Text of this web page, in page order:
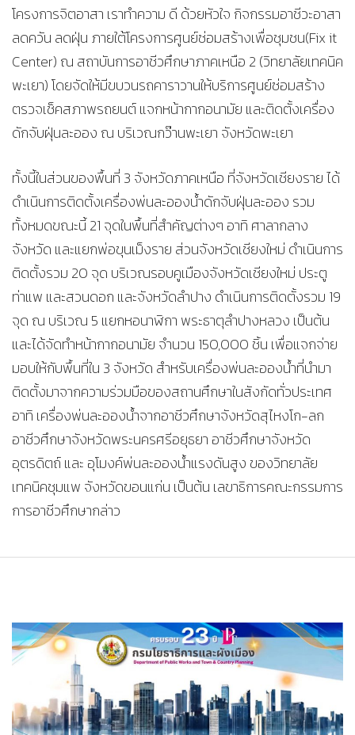
โครงการจิตอาสา เราทำความ ดี ด้วยหัวใจ กิจกรรมอาชีวะอาสา
ลดควัน ลดฝุ่น ภายใต้โครงการศูนย์ซ่อมสร้างเพื่อชุมชน(Fix it
Center) ณ สถาบันการอาชีวศึกษาภาคเหนือ 2 (วิทยาลัยเทคนิค
พะเยา) โดยจัดให้มีขบวนรถคาราวานให้บริการศูนย์ซ่อมสร้าง
ตรวจเช็คสภาพรถยนต์ แจกหน้ากากอนามัย และติดตั้งเครื่อง
ดักจับฝุ่นละออง ณ บริเวณกว๊านพะเยา จังหวัดพะเยา
ทั้งนี้ในส่วนของพื้นที่ 3 จังหวัดภาคเหนือ ที่จังหวัดเชียงราย ได้
ดำเนินการติดตั้งเครื่องพ่นละอองน้ำดักจับฝุ่นละออง รวม
ทั้งหมดขณะนี้ 21 จุดในพื้นที่สำคัญต่างๆ อาทิ ศาลากลาง
จังหวัด และแยกพ่อขุนเม็งราย ส่วนจังหวัดเชียงใหม่ ดำเนินการ
ติดตั้งรวม 20 จุด บริเวณรอบคูเมืองจังหวัดเชียงใหม่ ประตู
ท่าแพ และสวนดอก และจังหวัดลำปาง ดำเนินการติดตั้งรวม 19
จุด ณ บริเวณ 5 แยกหอนาฬิกา พระธาตุลำปางหลวง เป็นต้น
และได้จัดทำหน้ากากอนามัย จำนวน 150,000 ชิ้น เพื่อแจกจ่าย
มอบให้กับพื้นที่ใน 3 จังหวัด สำหรับเครื่องพ่นละอองน้ำที่นำมา
ติดตั้งมาจากความร่วมมือของสถานศึกษาในสังกัดทั่วประเทศ
อาทิ เครื่องพ่นละอองน้ำจากอาชีวศึกษาจังหวัดสุไหงโก-ลก
อาชีวศึกษาจังหวัดพระนครศรีอยุธยา อาชีวศึกษาจังหวัด
อุตรดิตถ์ และ อุโมงค์พ่นละอองน้ำแรงดันสูง ของวิทยาลัย
เทคนิคชุมแพ จังหวัดขอนแก่น เป็นต้น เลขาธิการคณะกรรมการ
การอาชีวศึกษากล่าว